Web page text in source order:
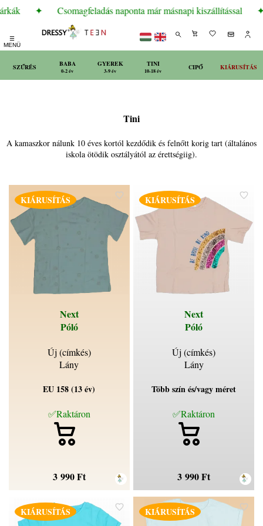
✦ Csomagfeladás naponta már másnapi kiszállítással ✦
☰
MENÜ
SZŰRÉS BABA
0-2 év
GYEREK
3-9 év
TINI
10-18 év CIPŐ KIÁRUSÍTÁS
Tini
A kamaszkor nálunk 10 éves kortól kezdődik és felnőtt korig tart (általános
iskola ötödik osztályától az érettségiig).
KIÁRUSÍTÁS
Next
Póló
Új (címkés)
Lány
EU 158 (13 év)
✅Raktáron
3 990 Ft
KIÁRUSÍTÁS
Next
Póló
Új (címkés)
Lány
Több szín és/vagy méret
✅Raktáron
3 990 Ft
KIÁRUSÍTÁS KIÁRUSÍTÁS